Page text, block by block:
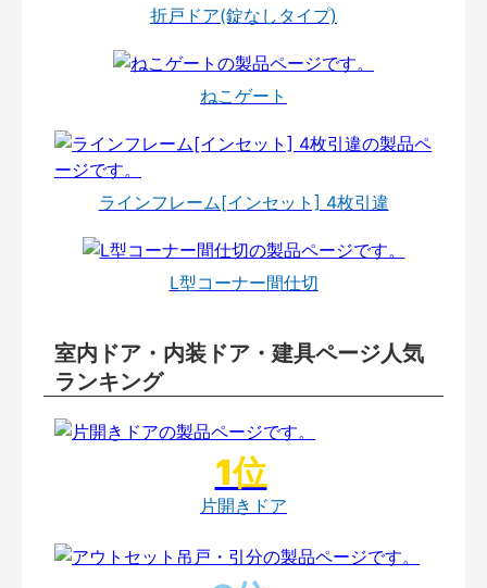
折戸ドア(錠なしタイプ)
ねこゲート
ラインフレーム[インセット] 4枚引違
L型コーナー間仕切
室内ドア・内装ドア・建具ページ人気
ランキング
片開きドア